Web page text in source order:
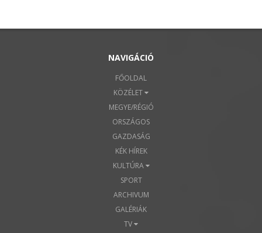
NAVIGÁCIÓ
FŐOLDAL
KÖZÉLET
MEGYE/RÉGIÓ
ORSZÁGOS
GAZDASÁG
KÉK HÍREK
KULTÚRA
SPORT
ARCHIVUM
GALÉRIÁK
TV